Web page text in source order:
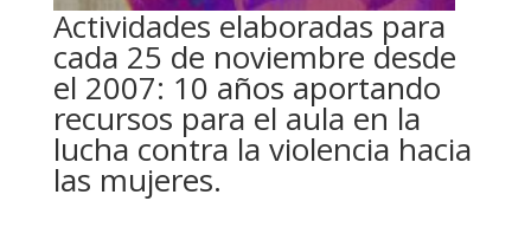
Actividades elaboradas para
cada 25 de noviembre desde
el 2007: 10 años aportando
recursos para el aula en la
lucha contra la violencia hacia
las mujeres.